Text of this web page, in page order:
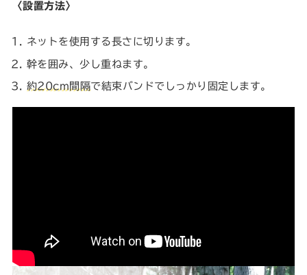
〈設置方法〉
ネットを使用する長さに切ります。
幹を囲み、少し重ねます。
約20cm間隔で結束バンドでしっかり固定します。